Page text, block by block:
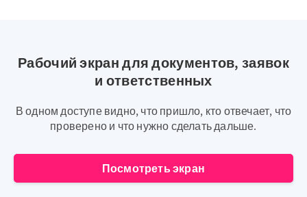
Рабочий экран для документов, заявок
и ответственных
В одном доступе видно, что пришло, кто отвечает, что
проверено и что нужно сделать дальше.
Посмотреть экран